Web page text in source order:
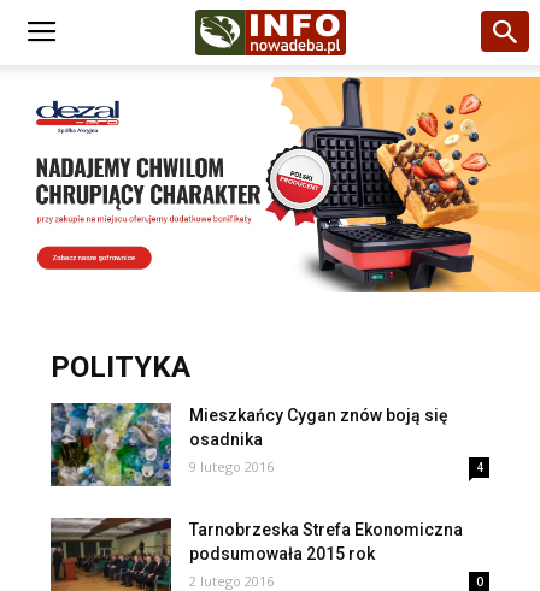
POLITYKA
Mieszkańcy Cygan znów boją się
osadnika
9 lutego 2016 4
Tarnobrzeska Strefa Ekonomiczna
podsumowała 2015 rok
2 lutego 2016 0